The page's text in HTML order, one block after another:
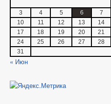
3
4 5 6 7
10
11 12 13 14
17
18 19 20 21
24
25 26 27 28
31
« Июн